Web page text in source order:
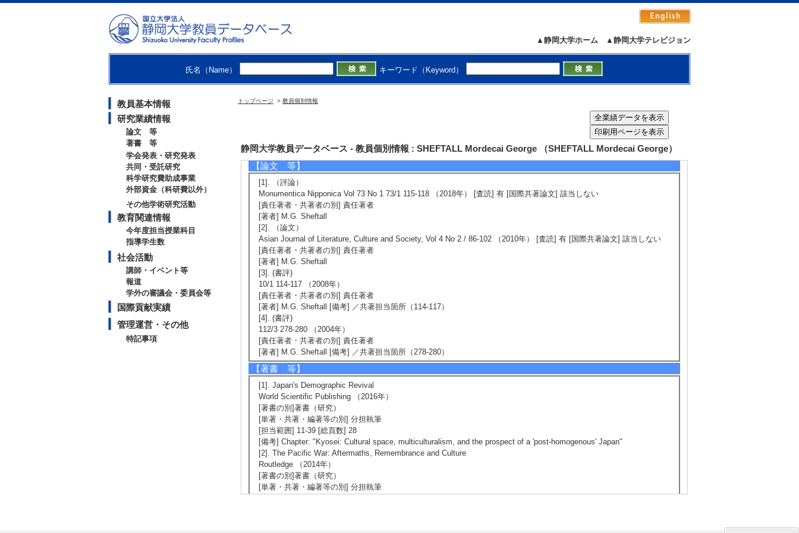
▲静岡大学テレビジョン
▲静岡大学ホーム
氏名（Name） キーワード（Keyword）
教員基本情報
研究業績情報
論文 等
著書 等
学会発表・研究発表
共同・受託研究
科学研究費助成事業
外部資金（科研費以外）
その他学術研究活動
教育関連情報
今年度担当授業科目
指導学生数
社会活動
講師・イベント等
報道
学外の審議会・委員会等
国際貢献実績
管理運営・その他
特記事項
トップページ > 教員個別情報
静岡大学教員データベース - 教員個別情報 : SHEFTALL Mordecai George （SHEFTALL Mordecai George）
・Society for Military History
・Naval Institute
【個人ホームページ】
http://www.inf.shizuoka.ac.jp/english/labs/society_detail.html?UC=sheftall
【論文 等】
[1]. （評論）
Monumentica Nipponica Vol 73 No 1 73/1 115-118 （2018年） [査読] 有 [国際共著論文] 該当しない
[責任著者・共著者の別] 責任著者
[著者] M.G. Sheftall
[2]. （論文）
Asian Journal of Literature, Culture and Society, Vol 4 No 2 / 86-102 （2010年） [査読] 有 [国際共著論文] 該当しない
[責任著者・共著者の別] 責任著者
[著者] M.G. Sheftall
[3]. (書評)
10/1 114-117 （2008年）
[責任著者・共著者の別] 責任著者
[著者] M.G. Sheftall [備考] ／共著担当箇所（114-117）
[4]. (書評)
112/3 278-280 （2004年）
[責任著者・共著者の別] 責任著者
[著者] M.G. Sheftall [備考] ／共著担当箇所（278-280）
【著書 等】
[1]. Japan's Demographic Revival
World Scientific Publishing （2016年）
[著書の別]著書（研究）
[単著・共著・編著等の別] 分担執筆
[担当範囲] 11-39 [総頁数] 28
[備考] Chapter: "Kyosei: Cultural space, multiculturalism, and the prospect of a 'post-homogenous' Japan"
[2]. The Pacific War: Aftermaths, Remembrance and Culture
Routledge （2014年）
[著書の別]著書（研究）
[単著・共著・編著等の別] 分担執筆